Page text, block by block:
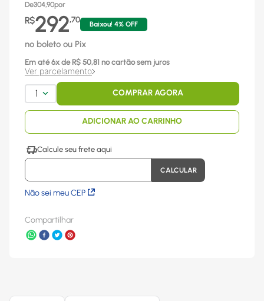
De304,90por
R$292,70
Baixou! 4% OFF
no boleto ou Pix
Em até 6x de R$ 50,81 no cartão sem juros
Ver parcelamento
1 COMPRAR AGORA
ADICIONAR AO CARRINHO
Não sei meu CEP
Compartilhar